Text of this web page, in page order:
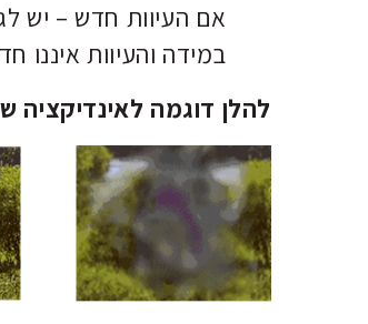
אם העיוות חדש – יש
במידה והעיוות איננו
להלן דוגמה לאינדיקציה